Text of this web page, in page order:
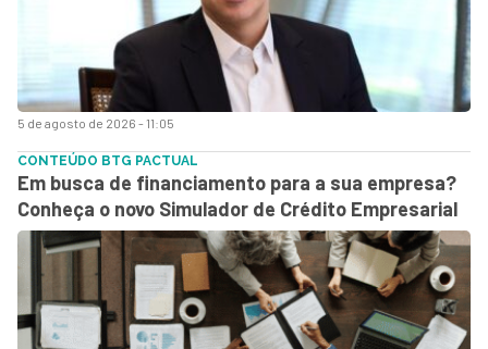
5 de agosto de 2026 - 11:05
CONTEÚDO BTG PACTUAL
Em busca de financiamento para a sua empresa?
Conheça o novo Simulador de Crédito Empresarial